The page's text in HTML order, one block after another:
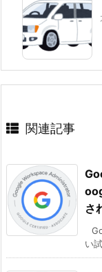
関連記事
さ
い